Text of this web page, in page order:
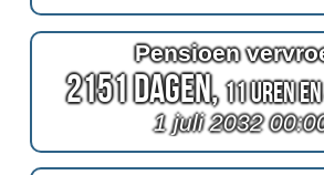
Pensioen
2151 Dagen,11 Uren
1 juli 2032